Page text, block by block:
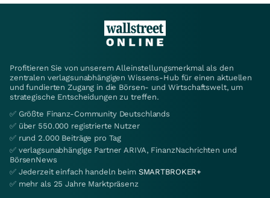
Profitieren Sie von unserem Alleinstellungsmerkmal als den
zentralen verlagsunabhängigen Wissens-Hub für einen aktuellen
und fundierten Zugang in die Börsen- und Wirtschaftswelt, um
strategische Entscheidungen zu treffen.
✅ Größte Finanz-Community Deutschlands
✅ über 550.000 registrierte Nutzer
✅ rund 2.000 Beiträge pro Tag
✅ verlagsunabhängige Partner ARIVA, FinanzNachrichten und
BörsenNews
✅ Jederzeit einfach handeln beim SMARTBROKER+
✅ mehr als 25 Jahre Marktpräsenz